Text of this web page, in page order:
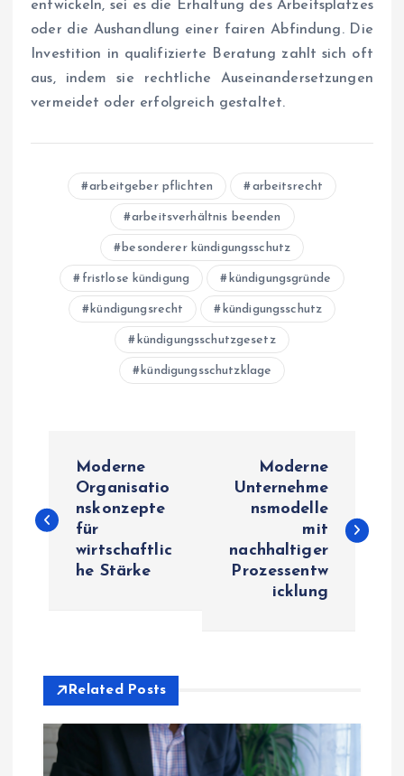
entwickeln, sei es die Erhaltung des Arbeitsplatzes
oder die Aushandlung einer fairen Abfindung. Die
Investition in qualifizierte Beratung zahlt sich oft
aus, indem sie rechtliche Auseinandersetzungen
vermeidet oder erfolgreich gestaltet.
arbeitgeber pflichten arbeitsrecht
arbeitsverhältnis beenden
besonderer kündigungsschutz
fristlose kündigung kündigungsgründe
kündigungsrecht kündigungsschutz
kündigungsschutzgesetz
kündigungsschutzklage
s
a
v
Moderne
Organisatio
nskonzepte
für
wirtschaftlic
he Stärke
Moderne
Unternehme
nsmodelle
mit
nachhaltiger
Prozessentw
icklung
Related Posts